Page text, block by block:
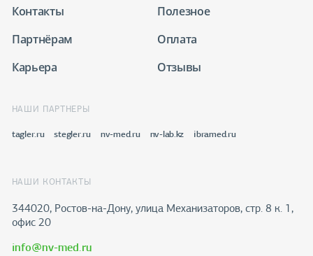
Контакты
Полезное
Партнёрам
Оплата
Карьера
Отзывы
НАШИ ПАРТНЕРЫ
tagler.ru stegler.ru nv-med.ru nv-lab.kz ibramed.ru
НАШИ КОНТАКТЫ
344020, Ростов-на-Дону​, улица Механизаторов, стр. 8 к. 1,
офис 20
info@nv-med.ru